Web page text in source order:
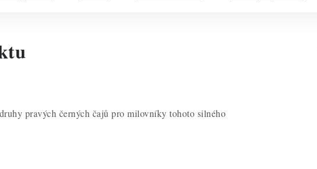
pravých černých čajů pro milovníky tohoto silného